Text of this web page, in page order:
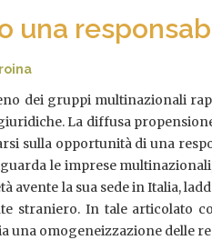
una
dei gruppi multinazionali
La diffusa
sulla opportunità di una
le imprese
avente la sua sede in Italia,
straniero. In tale articolato
una omogeneizzazione delle